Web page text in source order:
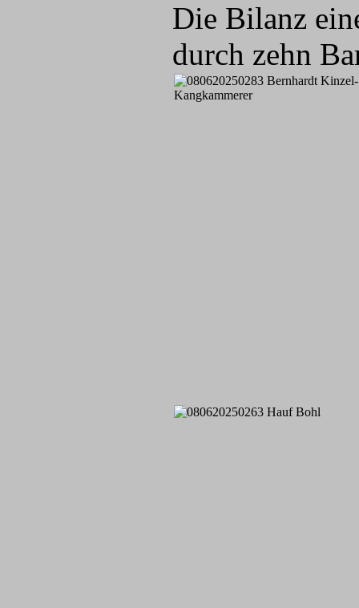
Die Bilanz
durch zehn